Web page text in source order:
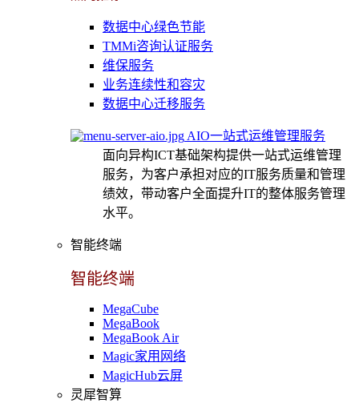
数据中心绿色节能
TMMi咨询认证服务
维保服务
业务连续性和容灾
数据中心迁移服务
AIO一站式运维管理服务
面向异构ICT基础架构提供一站式运维管理
服务，为客户承担对应的IT服务质量和管理
绩效，带动客户全面提升IT的整体服务管理
水平。
智能终端
智能终端
MegaCube
MegaBook
MegaBook Air
Magic家用网络
MagicHub云屏
灵犀智算